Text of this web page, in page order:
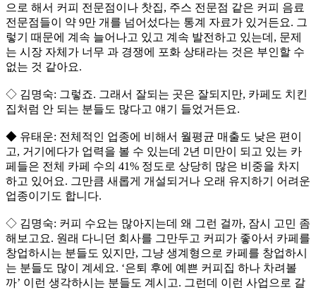
으로 해서 커피 전문점이나 찻집, 주스 전문점 같은 커피 음료
전문점들이 약 9만 개를 넘어섰다는 통계 자료가 있거든요. 그
렇기 때문에 계속 늘어나고 있고 계속 발전하고 있는데, 문제
는 시장 자체가 너무 과 경쟁에 포화 상태라는 것은 부인할 수
없는 것 같아요.
◇ 김명숙: 그렇죠. 그래서 잘되는 곳은 잘되지만, 카페도 치킨
집처럼 안 되는 분들도 많다고 얘기 들었거든요.
◆ 유태운: 전체적인 업종에 비해서 월평균 매출도 낮은 편이
고, 거기에다가 업력을 볼 수 있는데 2년 미만이 되고 있는 카
페들은 전체 카페 수의 41% 정도로 상당히 많은 비중을 차지
하고 있어요. 그만큼 새롭게 개설되거나 오래 유지하기 어려운
업종이기도 합니다.
◇ 김명숙: 커피 수요는 많아지는데 왜 그런 걸까, 잠시 고민 좀
해보고요. 원래 다니던 회사를 그만두고 커피가 좋아서 카페를
창업하시는 분들도 있지만, 그냥 생계형으로 카페를 창업하시
는 분들도 많이 계세요. ‘은퇴 후에 예쁜 커피집 하나 차려볼
까’ 이런 생각하시는 분들도 계시고. 그런데 이런 사업으로 갈